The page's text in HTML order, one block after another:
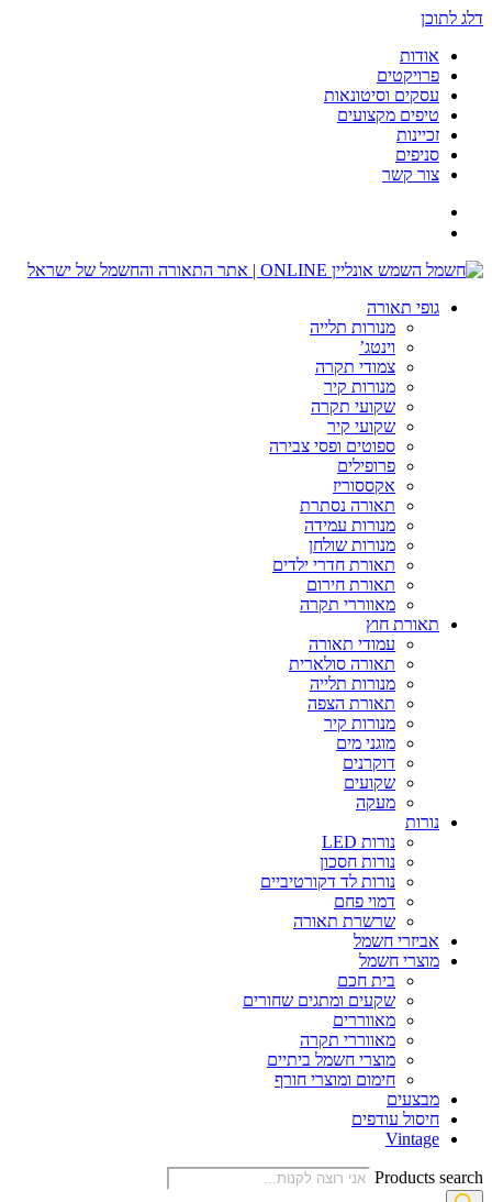
דלג לתוכן
אודות
פרויקטים
עסקים וסיטונאות
טיפים מקצועים
זכיינות
סניפים
צור קשר
גופי תאורה
מנורות תלייה
וינטג’
צמודי תקרה
מנורות קיר
שקועי תקרה
שקועי קיר
ספוטים ופסי צבירה
פרופילים
אקססוריז
תאורה נסתרת
מנורות עמידה
מנורות שולחן
תאורת חדרי ילדים
תאורת חירום
מאווררי תקרה
תאורת חוץ
עמודי תאורה
תאורה סולארית
מנורות תלייה
תאורת הצפה
מנורות קיר
מוגני מים
דוקרנים
שקועים
מעקה
נורות
נורות LED
נורות חסכון
נורות לד דקורטיביים
דמוי פחם
שרשרת תאורה
אביזרי חשמל
מוצרי חשמל
בית חכם
שקעים ומתגים שחורים
מאווררים
מאווררי תקרה
מוצרי חשמל ביתיים
חימום ומוצרי חורף
מבצעים
חיסול עודפים
Vintage
Products search